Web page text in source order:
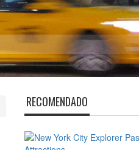
RECOMENDADO